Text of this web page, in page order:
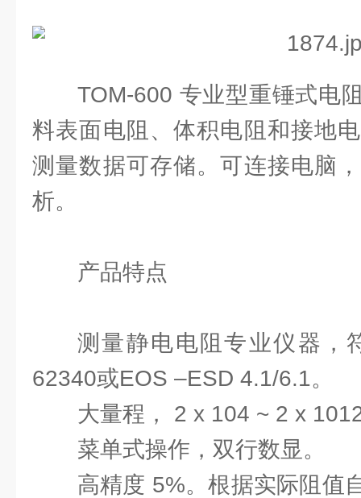
TOM-600 专业型重锤式电
料表面电阻、体积电阻和接地
测量数据可存储。可连接电脑
析。
产品特点
测量静电电阻专业仪器，
62340或EOS –ESD 4.1/6.1。
大量程， 2 x 104 ~ 2 x
菜单式操作，双行数显。
高精度 5%。根据实际阻值